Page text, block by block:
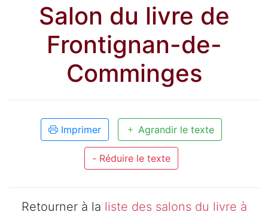
Salon du livre de
Frontignan-de-
Comminges
Imprimer Agrandir le texte
- Réduire le texte
Retourner à la liste des salons du livre à